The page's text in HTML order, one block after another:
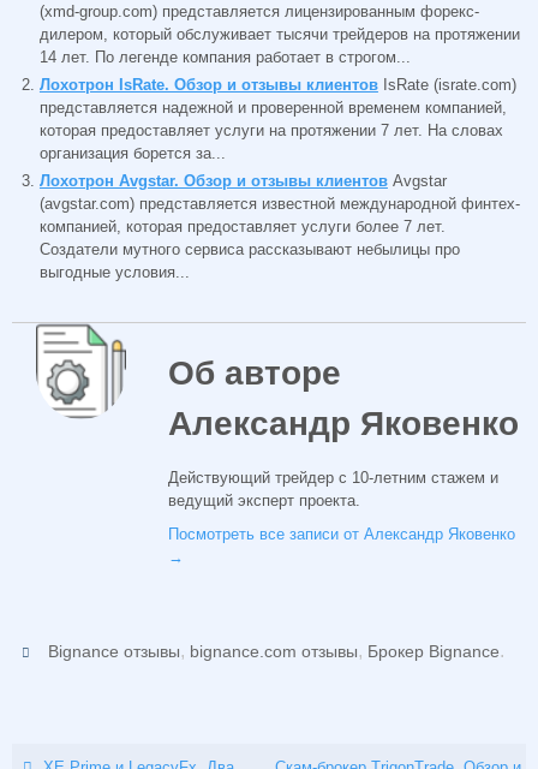
(xmd-group.com) представляется лицензированным форекс-
дилером, который обслуживает тысячи трейдеров на протяжении
14 лет. По легенде компания работает в строгом...
Лохотрон IsRate. Обзор и отзывы клиентов IsRate (israte.com)
представляется надежной и проверенной временем компанией,
которая предоставляет услуги на протяжении 7 лет. На словах
организация борется за...
Лохотрон Avgstar. Обзор и отзывы клиентов Avgstar
(avgstar.com) представляется известной международной финтех-
компанией, которая предоставляет услуги более 7 лет.
Создатели мутного сервиса рассказывают небылицы про
выгодные условия...
Об авторе
Александр Яковенко
Действующий трейдер с 10-летним стажем и
ведущий эксперт проекта.
Посмотреть все записи от Александр Яковенко
→
Bignance отзывы, bignance.com отзывы, Брокер Bignance.